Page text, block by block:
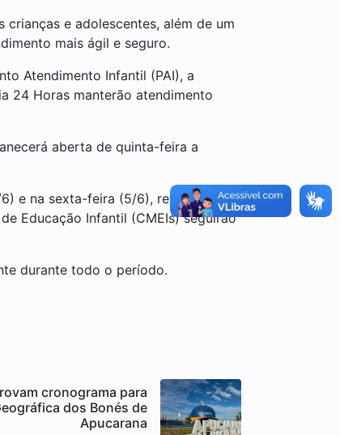
e adolescentes, além de um
mais ágil e seguro.
Atendimento Infantil (PAI), a
24 Horas manterão atendimento
aberta de quinta-feira a
e na sexta-feira (5/6), retomando o
Educação Infantil (CMEIs) seguirão
durante todo o período.
cronograma para
dos Bonés de
Apucarana